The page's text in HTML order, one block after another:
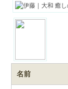
名前